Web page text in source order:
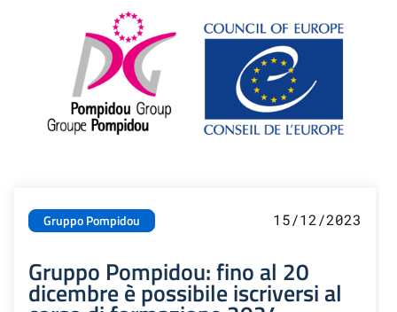
Gruppo Pompidou 15/12/2023
Gruppo Pompidou: fino al 20
dicembre è possibile iscriversi al